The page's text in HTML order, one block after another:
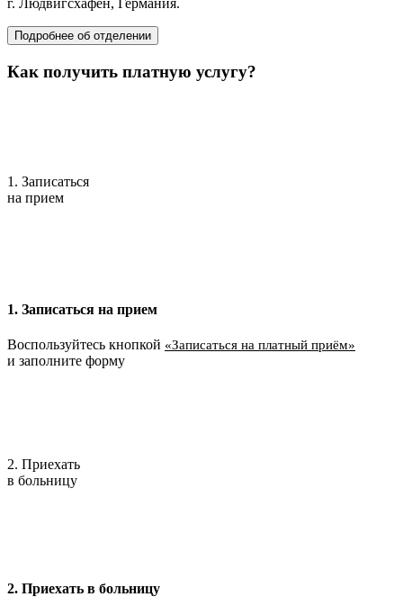
г. Людвигсхафен, Германия.
Подробнее об отделении
Как получить платную услугу?
1. Записаться
на прием
1. Записаться на прием
Воспользуйтесь кнопкой «Записаться на платный приём»
и заполните форму
2. Приехать
в больницу
2. Приехать в больницу